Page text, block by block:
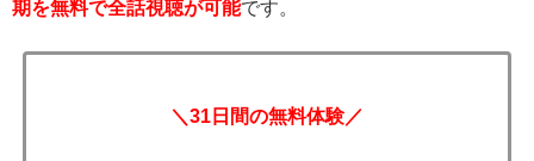
期を無料で全話視聴が可能です。
＼31日間の無料体験／